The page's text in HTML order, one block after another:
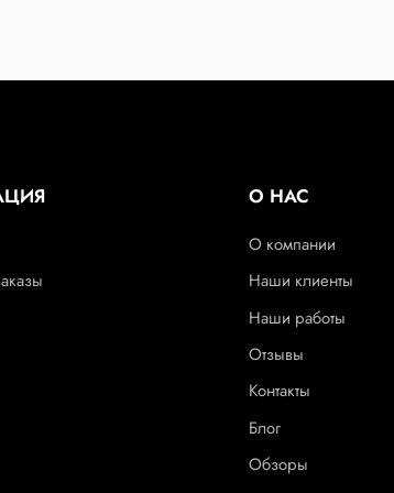
О НАС
О компании
Наши клиенты
Наши работы
Отзывы
Контакты
Блог
Обзоры